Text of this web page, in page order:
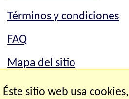
Términos y condiciones
FAQ
Mapa del sitio
Mapa del sitio
Éste sitio web usa